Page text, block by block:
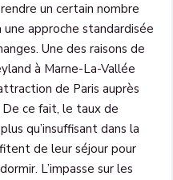
un certain nombre
une approche standardisée
Une des raisons de
à Marne-La-Vallée
de Paris auprès
De ce fait, le taux de
qu’insuffisant dans la
de leur séjour pour
L’impasse sur les